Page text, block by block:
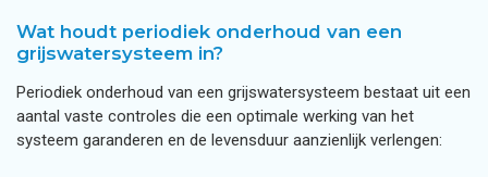
Wat houdt periodiek onderhoud van een
grijswatersysteem in?
Periodiek onderhoud van een grijswatersysteem bestaat uit een
aantal vaste controles die een optimale werking van het
systeem garanderen en de levensduur aanzienlijk verlengen: